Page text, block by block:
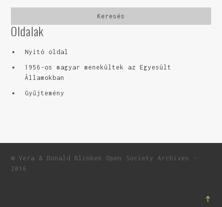
Oldalak
Nyitó oldal
1956-os magyar menekültek az Egyesült
Államokban
Gyűjtemény
© Vera & Donald Blinken Open Society Archives -
2016
↑